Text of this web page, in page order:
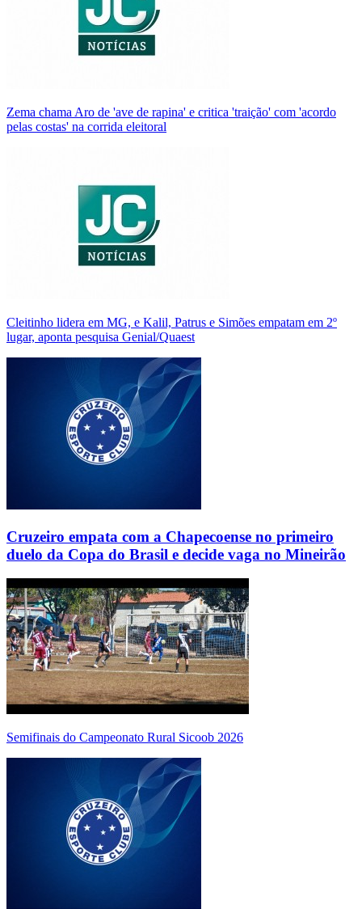
Zema chama Aro de 'ave de rapina' e critica 'traição' com 'acordo
pelas costas' na corrida eleitoral
Cleitinho lidera em MG, e Kalil, Patrus e Simões empatam em 2º
lugar, aponta pesquisa Genial/Quaest
Cruzeiro empata com a Chapecoense no primeiro
duelo da Copa do Brasil e decide vaga no Mineirão
Semifinais do Campeonato Rural Sicoob 2026